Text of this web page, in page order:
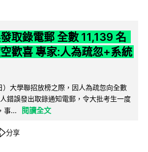
取錄電郵 全數 11,139 名
歡喜 專家:人為疏忽+系統
）大學聯招放榜之際，因人為疏忽向全數
錯誤發出取錄通知電郵，令大批考生一度
事...
閱讀全文
分享